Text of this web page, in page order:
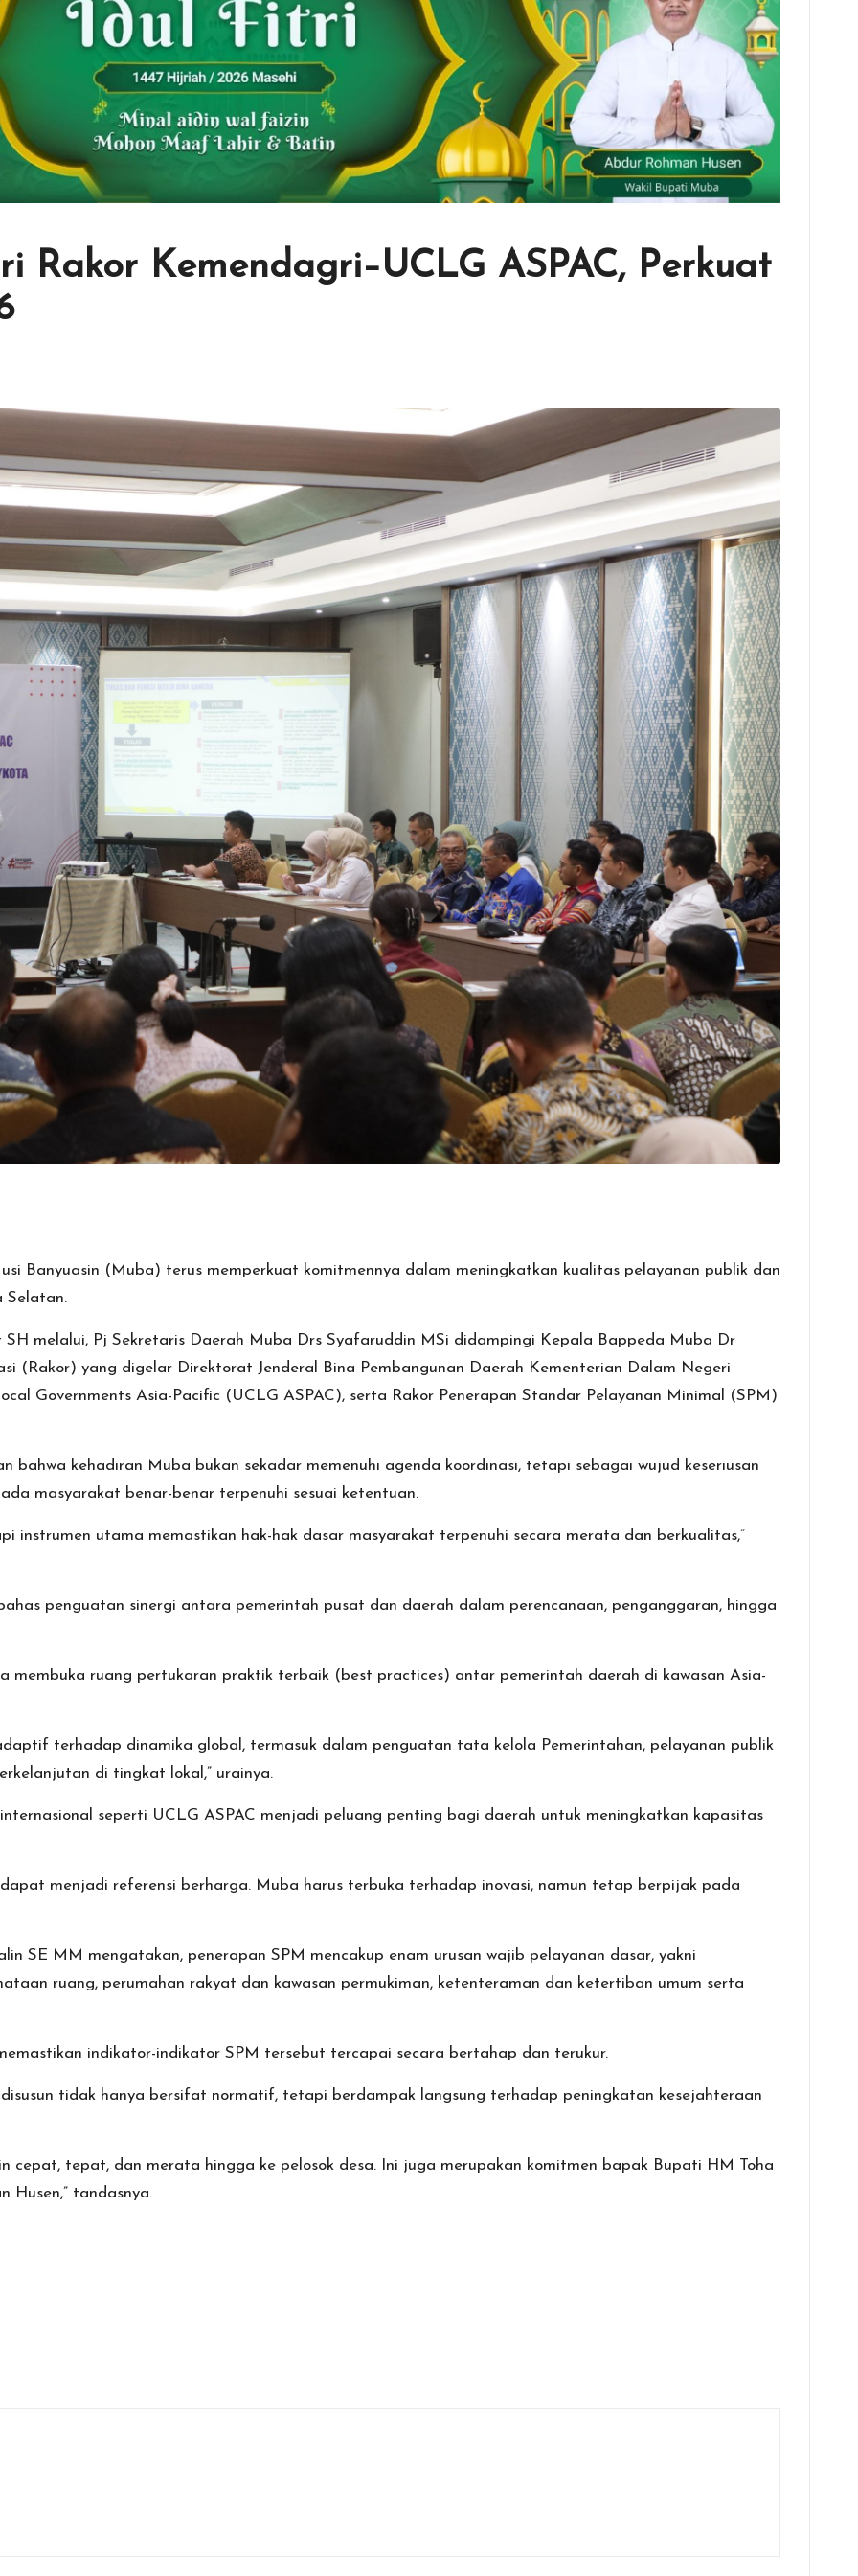
Rakor Kemendagri–UCLG ASPAC, Perkuat
Banyuasin (Muba) terus memperkuat komitmennya dalam meningkatkan kualitas pelayanan publik dan
Selatan.
melalui, Pj Sekretaris Daerah Muba Drs Syafaruddin MSi didampingi Kepala Bappeda Muba Dr
(Rakor) yang digelar Direktorat Jenderal Bina Pembangunan Daerah Kementerian Dalam Negeri
Governments Asia-Pacific (UCLG ASPAC), serta Rakor Penerapan Standar Pelayanan Minimal (SPM)
bahwa kehadiran Muba bukan sekadar memenuhi agenda koordinasi, tetapi sebagai wujud keseriusan
masyarakat benar-benar terpenuhi sesuai ketentuan.
instrumen utama memastikan hak-hak dasar masyarakat terpenuhi secara merata dan berkualitas,”
penguatan sinergi antara pemerintah pusat dan daerah dalam perencanaan, penganggaran, hingga
membuka ruang pertukaran praktik terbaik (best practices) antar pemerintah daerah di kawasan Asia-
terhadap dinamika global, termasuk dalam penguatan tata kelola Pemerintahan, pelayanan publik
di tingkat lokal,” urainya.
seperti UCLG ASPAC menjadi peluang penting bagi daerah untuk meningkatkan kapasitas
menjadi referensi berharga. Muba harus terbuka terhadap inovasi, namun tetap berpijak pada
SE MM mengatakan, penerapan SPM mencakup enam urusan wajib pelayanan dasar, yakni
ruang, perumahan rakyat dan kawasan permukiman, ketenteraman dan ketertiban umum serta
indikator-indikator SPM tersebut tercapai secara bertahap dan terukur.
tidak hanya bersifat normatif, tetapi berdampak langsung terhadap peningkatan kesejahteraan
cepat, tepat, dan merata hingga ke pelosok desa. Ini juga merupakan komitmen bapak Bupati HM Toha
Husen,” tandasnya.